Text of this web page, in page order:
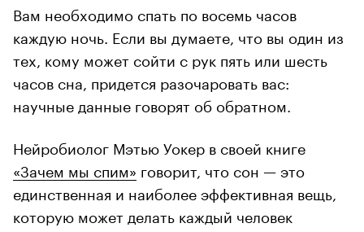
Вам необходимо спать по восемь часов
каждую ночь. Если вы думаете, что вы один из
тех, кому может сойти с рук пять или шесть
часов сна, придется разочаровать вас:
научные данные говорят об обратном.
Нейробиолог Мэтью Уокер в своей книге
«Зачем мы спим» говорит, что сон — это
единственная и наиболее эффективная вещь,
которую может делать каждый человек